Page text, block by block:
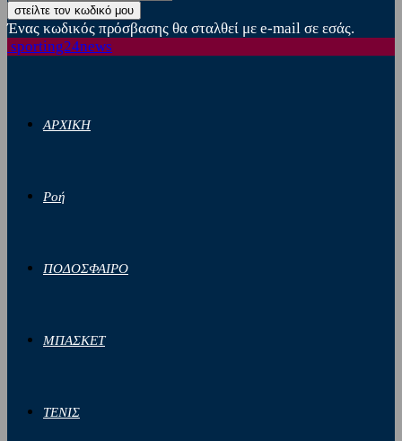
Ένας κωδικός πρόσβασης θα σταλθεί με e-mail σε εσάς.
sporting24news
ΑΡΧΙΚΗ
Ροή
ΠΟΔΟΣΦΑΙΡΟ
ΜΠΑΣΚΕΤ
ΤΕΝΙΣ